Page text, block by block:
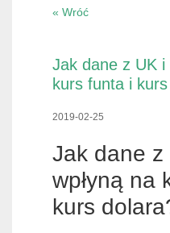
« Wróć
Jak dane z UK i
kurs funta i
2019-02-25
Jak dane z
wpłyną na
kurs